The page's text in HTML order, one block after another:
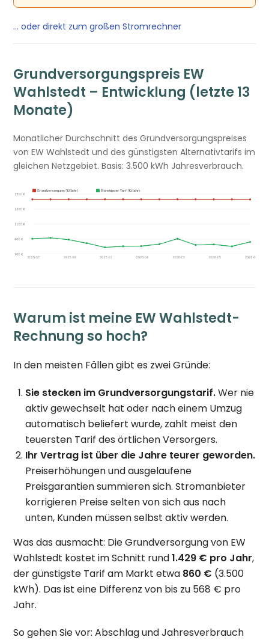
… oder direkt zum großen Stromrechner
Grundversorgungspreis EW
Wahlstedt – Entwicklung (letzte 13
Monate)
Monatlicher Durchschnitt des Grundversorgungspreises
von EW Wahlstedt und des günstigsten Alternativtarifs im
gleichen Netzgebiet. Basis: 3.500 kWh Jahresverbrauch.
Warum ist meine EW Wahlstedt-
Rechnung so hoch?
In den meisten Fällen gibt es zwei Gründe:
Sie stecken im Grundversorgungstarif.Wer nie
aktiv gewechselt hat oder nach einem Umzug
automatisch beliefert wurde, zahlt meist den
teuersten Tarif des örtlichen Versorgers.
Ihr Vertrag ist über die Jahre teurer geworden.
Preiserhöhungen und ausgelaufene
Preisgarantien summieren sich. Stromanbieter
korrigieren Preise selten von sich aus nach
unten, Kunden müssen selbst aktiv werden.
Was das ausmacht: Die Grundversorgung von EW
Wahlstedt kostet im Schnitt rund1.429 € pro Jahr,
der günstigste Tarif am Markt etwa 860 € (3.500
kWh). Das ist eine Differenz von bis zu 568 € pro
Jahr.
So gehen Sie vor: Abschlag und Jahresverbrauch